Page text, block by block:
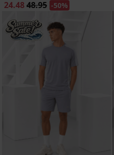
24.4848.95 -50%